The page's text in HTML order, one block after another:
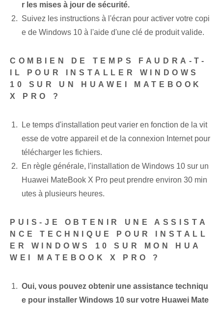
r les mises à jour de sécurité.
Suivez les instructions à l'écran pour activer votre copi
e de Windows 10 à l'aide d'une clé de produit valide.
COMBIEN DE TEMPS FAUDRA-T-
IL POUR INSTALLER WINDOWS
10 SUR UN HUAWEI MATEBOOK
X PRO ?
Le temps d'installation peut varier en fonction de la vit
esse de votre appareil et de la connexion Internet pour
télécharger les fichiers.
En règle générale, l'installation de Windows 10 sur un
Huawei MateBook X Pro peut prendre environ 30 min
utes à plusieurs heures.
PUIS-JE OBTENIR UNE ASSISTA
NCE TECHNIQUE POUR INSTALL
ER WINDOWS 10 SUR MON HUA
WEI MATEBOOK X PRO ?
Oui, vous pouvez obtenir une assistance techniqu
e pour installer Windows 10 sur votre Huawei Mate